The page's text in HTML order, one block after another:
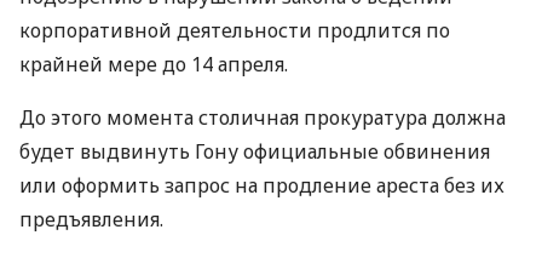
корпоративной деятельности продлится по
крайней мере до 14 апреля.
До этого момента столичная прокуратура должна
будет выдвинуть Гону официальные обвинения
или оформить запрос на продление ареста без их
предъявления.